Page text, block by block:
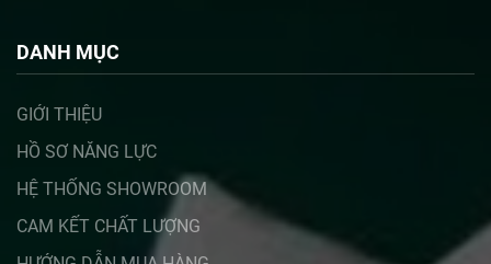
DANH MỤC
GIỚI THIỆU
HỒ SƠ NĂNG LỰC
HỆ THỐNG SHOWROOM
CAM KẾT CHẤT LƯỢNG